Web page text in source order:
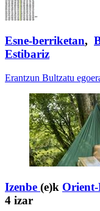
Esne-berriketan,
Estibariz
Erantzun Bultzatu
Izenbe (e)k Orient-
4 izar